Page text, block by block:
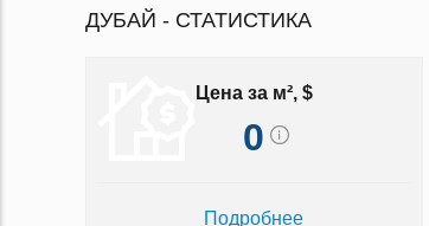
ДУБАЙ - СТАТИСТИКА
Цена за м², $
0
Подробнее